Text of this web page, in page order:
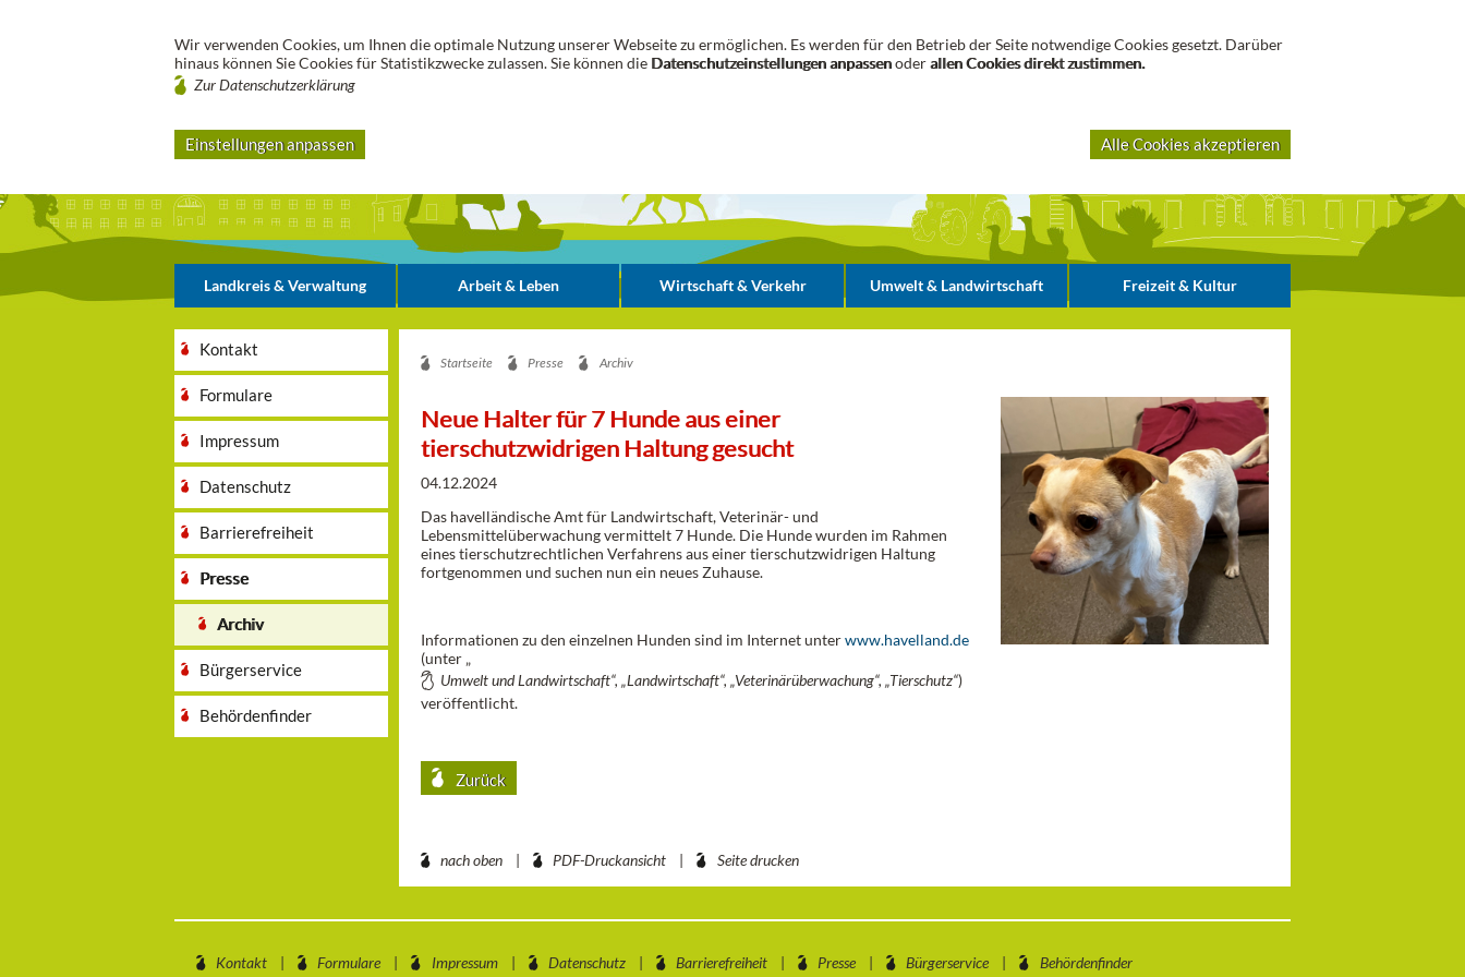
Wir verwenden Cookies, um Ihnen die optimale Nutzung unserer Webseite zu ermöglichen. Es werden für den Betrieb der Seite notwendige Cookies gesetzt. Darüber
hinaus können Sie Cookies für Statistikzwecke zulassen. Sie können die Datenschutzeinstellungen anpassenoderallen Cookies direkt zustimmen.
Zur Datenschutzerklärung
Einstellungen anpassen Alle Cookies akzeptieren
Landkreis & Verwaltung Arbeit & Leben Wirtschaft & Verkehr Umwelt & Landwirtschaft Freizeit & Kultur
Kontakt
Formulare
Impressum
Datenschutz
Barrierefreiheit
Presse
Archiv
Bürgerservice
Behördenfinder
Startseite Presse Archiv
Neue Halter für 7 Hunde aus einer
tierschutzwidrigen Haltung gesucht
04.12.2024
Das havelländische Amt für Landwirtschaft, Veterinär- und
Lebensmittelüberwachung vermittelt 7 Hunde. Die Hunde wurden im Rahmen
eines tierschutzrechtlichen Verfahrens aus einer tierschutzwidrigen Haltung
fortgenommen und suchen nun ein neues Zuhause.
Informationen zu den einzelnen Hunden sind im Internet unterwww.havelland.de
(unter „
Umwelt und Landwirtschaft“, „Landwirtschaft“, „Veterinärüberwachung“, „Tierschutz“)
veröffentlicht.
Zurück
nach oben PDF-Druckansicht Seite drucken
Kontakt Formulare Impressum Datenschutz Barrierefreiheit Presse Bürgerservice Behördenfinder